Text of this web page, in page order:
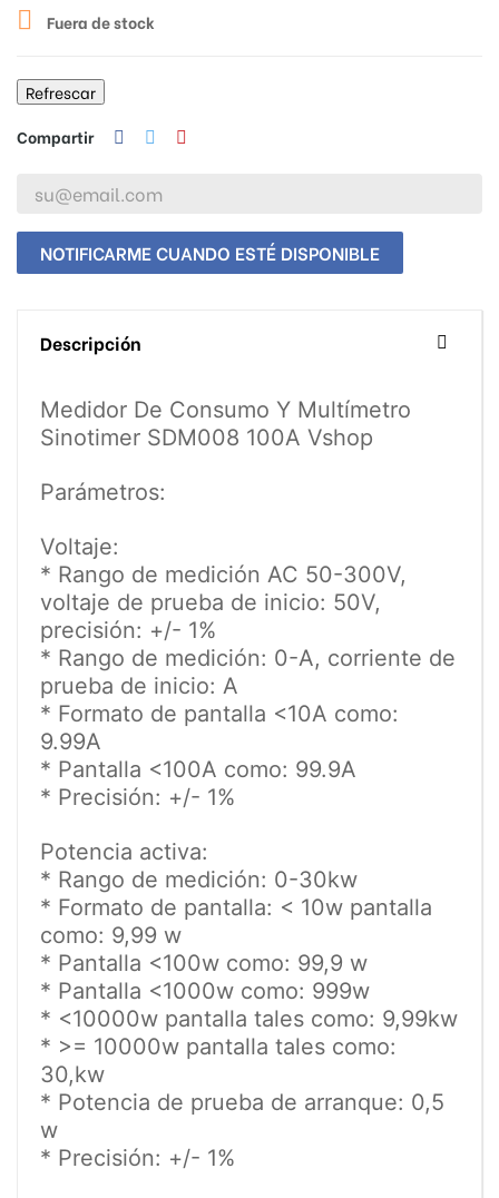
 Fuera de stock
Compartir
NOTIFICARME CUANDO ESTÉ DISPONIBLE
Descripción
Medidor De Consumo Y Multímetro
Sinotimer SDM008 100A Vshop
Parámetros:
Voltaje:
* Rango de medición AC 50-300V,
voltaje de prueba de inicio: 50V,
precisión: +/- 1%
* Rango de medición: 0-A, corriente de
prueba de inicio: A
* Formato de pantalla <10A como:
9.99A
* Pantalla <100A como: 99.9A
* Precisión: +/- 1%
Potencia activa:
* Rango de medición: 0-30kw
* Formato de pantalla: < 10w pantalla
como: 9,99 w
* Pantalla <100w como: 99,9 w
* Pantalla <1000w como: 999w
* <10000w pantalla tales como: 9,99kw
* >= 10000w pantalla tales como:
30,kw
* Potencia de prueba de arranque: 0,5
w
* Precisión: +/- 1%